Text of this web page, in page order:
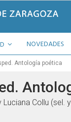
NOVEDADES
Antología poética
Luciana Collu (sel.